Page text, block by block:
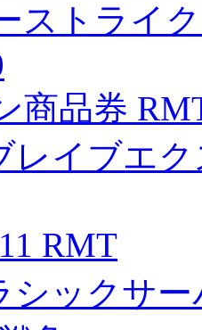
ストライ
商品券
レイブエ
RMT
シックサ